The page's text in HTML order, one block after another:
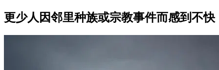
更少人因邻里种族或宗教事件而感到不快